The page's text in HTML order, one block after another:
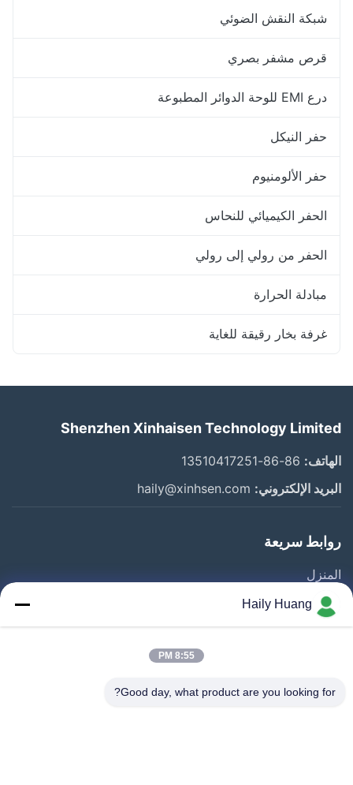
شبكة النقش الضوئي
قرص مشفر بصري
درع EMI للوحة الدوائر المطبوعة
حفر النيكل
حفر الألومنيوم
الحفر الكيميائي للنحاس
الحفر من رولي إلى رولي
مبادلة الحرارة
غرفة بخار رقيقة للغاية
Shenzhen Xinhaisen Technology Limited
الهاتف:
البريد الإلكتروني:
روابط سريعة
المنزل
المنتجات
أشرطة فيديو
جولة في المعمل
Haily Huang
8:55 PM
Good day, what product are you looking for?